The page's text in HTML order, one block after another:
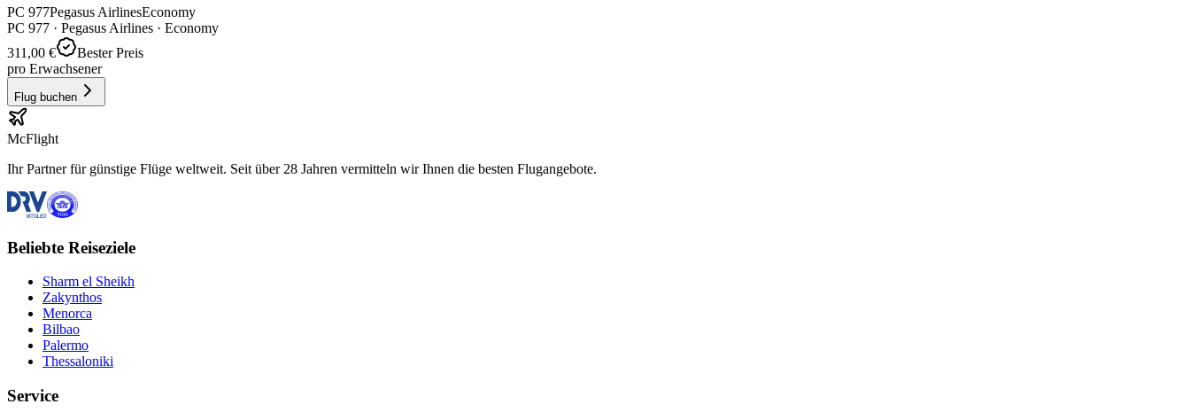
PC 977Pegasus AirlinesEconomy
PC 977 · Pegasus Airlines · Economy
311,00 €
Bester Preis
pro Erwachsener
Flug buchen
McFlight
Ihr Partner für günstige Flüge weltweit. Seit über 28 Jahren vermitteln wir Ihnen die besten Flugangebote.
Beliebte Reiseziele
Sharm el Sheikh
Zakynthos
Menorca
Bilbao
Palermo
Thessaloniki
Service